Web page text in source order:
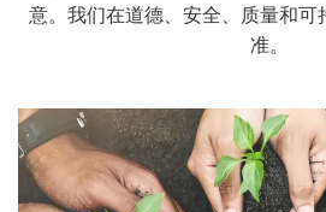
意。我们在道德、安全、质量和
准。